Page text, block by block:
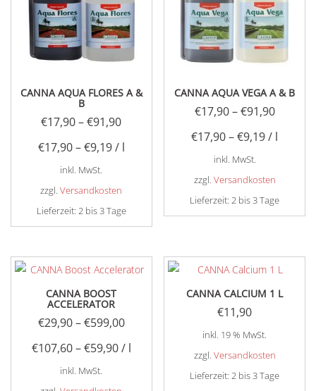
CANNA AQUA FLORES A &
B
€17,90–€91,90
€17,90–€9,19/ l
inkl. MwSt.
zzgl.Versandkosten
Lieferzeit: 2 bis 3 Tage
Dieses
weist
Varianten
auf.
Optionen
können
CANNA AQUA VEGA A & B
€17,90–€91,90
€17,90–€9,19/ l
inkl. MwSt.
zzgl. Versandkosten
Lieferzeit:2 bis 3 Tage
Dieses
weist
mehrere
Varianten
auf.
können
auf
CANNA BOOST
ACCELERATOR
€29,90–€599,00
€107,60–€59,90/ l
inkl. MwSt.
CANNA CALCIUM 1 L
€11,90
inkl. 19 % MwSt.
zzgl. Versandkosten
Lieferzeit:2 bis 3 Tage